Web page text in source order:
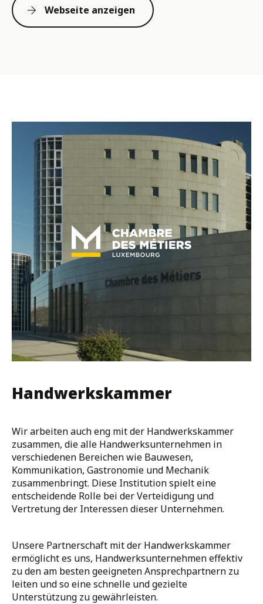
Webseite anzeigen
Handwerkskammer
Wir arbeiten auch eng mit der Handwerkskammer
zusammen, die alle Handwerksunternehmen in
verschiedenen Bereichen wie Bauwesen,
Kommunikation, Gastronomie und Mechanik
zusammenbringt. Diese Institution spielt eine
entscheidende Rolle bei der Verteidigung und
Vertretung der Interessen dieser Unternehmen.
Unsere Partnerschaft mit der Handwerkskammer
ermöglicht es uns, Handwerksunternehmen effektiv
zu den am besten geeigneten Ansprechpartnern zu
leiten und so eine schnelle und gezielte
Unterstützung zu gewährleisten.